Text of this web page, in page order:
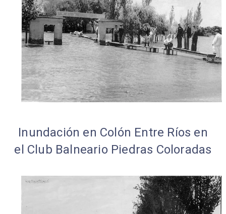
Inundación en Colón Entre Ríos en
el Club Balneario Piedras Coloradas